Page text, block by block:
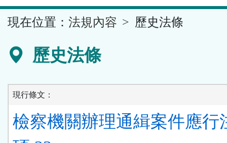
容
區
現在位置： 法規內容 歷史法條
歷史法條
現行條文：
檢察機關辦理通緝案件應行